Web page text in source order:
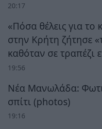
20:17
«Πόσα θέλεις για το
στην Κρήτη ζήτησε
καθόταν σε τραπέζι
19:56
Νέα Μανωλάδα:
σπίτι (photos)
19:16